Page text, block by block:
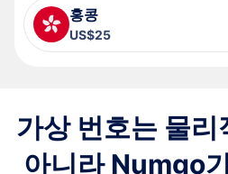
홍콩
US$25
가상 번호는 물
아니라 Numgo